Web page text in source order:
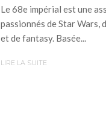
Le 68e impérial est une
passionnés de Star Wars,
et de fantasy. Basée...
LIRE LA SUITE